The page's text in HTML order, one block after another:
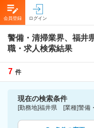
会員登録 ログイン
警備・清掃業界、福井
職・求人検索結果
7 件
現在の検索条件